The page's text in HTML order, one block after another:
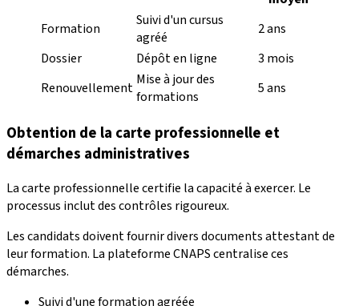
Formation
Suivi d'un cursus
agréé
2 ans
Dossier
Dépôt en ligne
3 mois
Renouvellement Mise à jour des
formations
5 ans
Obtention de la carte professionnelle et
démarches administratives
La carte professionnelle certifie la capacité à exercer. Le
processus inclut des contrôles rigoureux.
Les candidats doivent fournir divers documents attestant de
leur formation. La plateforme CNAPS centralise ces
démarches.
Suivi d'une formation agréée